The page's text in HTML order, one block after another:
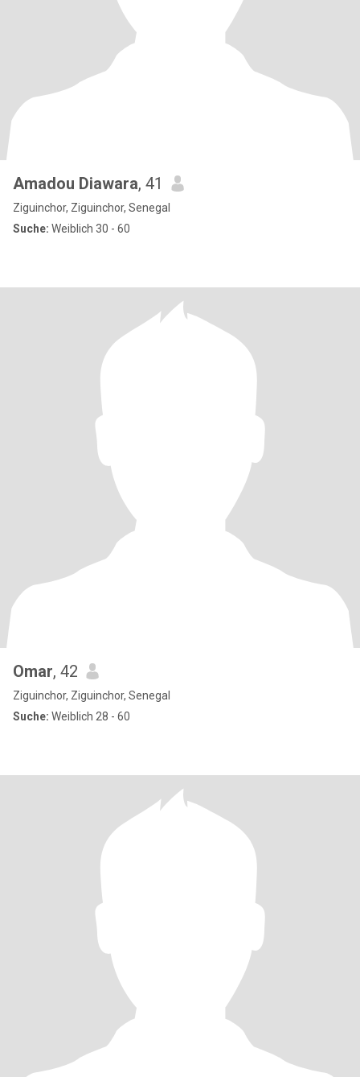
Amadou Diawara, 41
Ziguinchor, Ziguinchor, Senegal
Suche: Weiblich 30 - 60
Omar, 42
Ziguinchor, Ziguinchor, Senegal
Suche: Weiblich 28 - 60